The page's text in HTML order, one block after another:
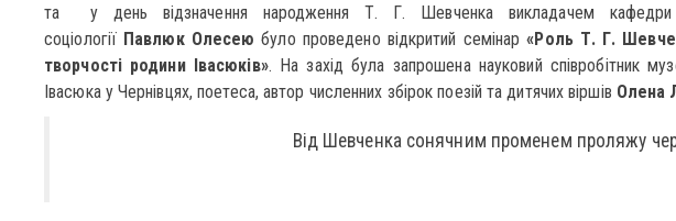
та у день відзначення народження Т. Г. Шевченка викладачем кафедри
соціології Павлюк Олесею було проведено відкритий семінар«Роль Т. Г.
творчості родини Івасюків». На захід була запрошена науковий співробітник
Івасюка у Чернівцях, поетеса, автор численних збірок поезій та дитячих віршів Олена
Від Шевченка сонячним променем проляжу